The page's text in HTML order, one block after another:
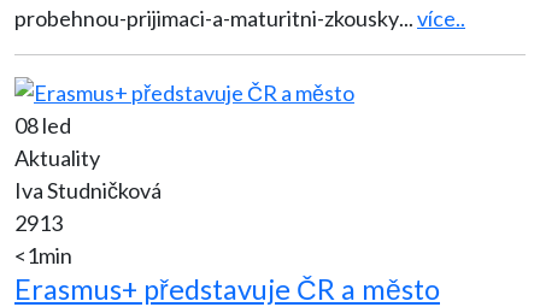
probehnou-prijimaci-a-maturitni-zkousky...více..
08 led
Aktuality
Iva Studničková
2913
<1min
Erasmus+ představuje ČR a město